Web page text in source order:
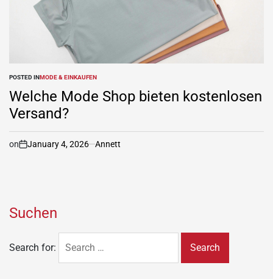
POSTED INMODE & EINKAUFEN
Welche Mode Shop bieten kostenlosen
Versand?
on January 4, 2026 Annett
Suchen
Search for: